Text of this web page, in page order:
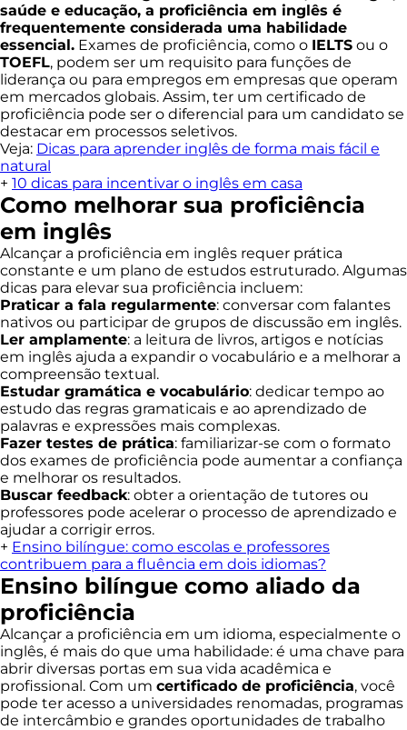
saúde e educação, a proficiência em inglês é
frequentemente considerada uma habilidade
essencial. Exames de proficiência, como o IELTS ou o
TOEFL, podem ser um requisito para funções de
liderança ou para empregos em empresas que operam
em mercados globais. Assim, ter um certificado de
proficiência pode ser o diferencial para um candidato se
destacar em processos seletivos.
Veja: Dicas para aprender inglês de forma mais fácil e
natural
+ 10 dicas para incentivar o inglês em casa
Como melhorar sua proficiência
em inglês
Alcançar a proficiência em inglês requer prática
constante e um plano de estudos estruturado. Algumas
dicas para elevar sua proficiência incluem:
Praticar a fala regularmente: conversar com falantes
nativos ou participar de grupos de discussão em inglês.
Ler amplamente: a leitura de livros, artigos e notícias
em inglês ajuda a expandir o vocabulário e a melhorar a
compreensão textual.
Estudar gramática e vocabulário: dedicar tempo ao
estudo das regras gramaticais e ao aprendizado de
palavras e expressões mais complexas.
Fazer testes de prática: familiarizar-se com o formato
dos exames de proficiência pode aumentar a confiança
e melhorar os resultados.
Buscar feedback: obter a orientação de tutores ou
professores pode acelerar o processo de aprendizado e
ajudar a corrigir erros.
+ Ensino bilíngue: como escolas e professores
contribuem para a fluência em dois idiomas?
Ensino bilíngue como aliado da
proficiência
Alcançar a proficiência em um idioma, especialmente o
inglês, é mais do que uma habilidade: é uma chave para
abrir diversas portas em sua vida acadêmica e
profissional. Com um certificado de proficiência, você
pode ter acesso a universidades renomadas, programas
de intercâmbio e grandes oportunidades de trabalho